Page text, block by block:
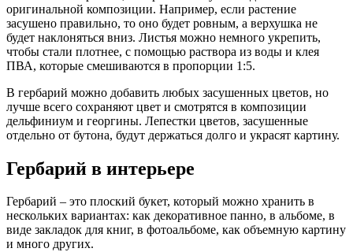
оригинальной композиции. Например, если растение
засушено правильно, то оно будет ровным, а верхушка не
будет наклоняться вниз. Листья можно немного укрепить,
чтобы стали плотнее, с помощью раствора из воды и клея
ПВА, которые смешиваются в пропорции 1:5.
В гербарий можно добавить любых засушенных цветов, но
лучше всего сохраняют цвет и смотрятся в композиции
дельфиниум и георгины. Лепестки цветов, засушенные
отдельно от бутона, будут держаться долго и украсят картину.
Гербарий в интерьере
Гербарий – это плоский букет, который можно хранить в
нескольких вариантах: как декоративное панно, в альбоме, в
виде закладок для книг, в фотоальбоме, как объемную картину
и много других.